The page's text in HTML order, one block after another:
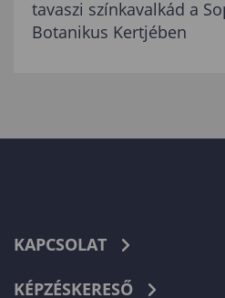
tavaszi színkavalkád a
Botanikus Kertjében
KAPCSOLAT
KÉPZÉSKERESŐ